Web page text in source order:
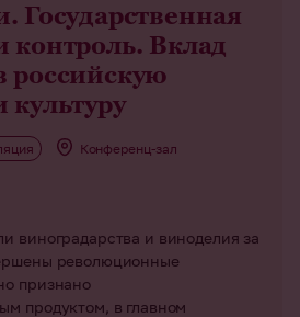
Государственная
контроль. Вклад
российскую
культуру
Конференц-зал
виноградарства и виноделия за
революционные
признано
продуктом, в главном